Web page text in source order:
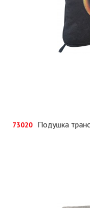
73020 Подушка